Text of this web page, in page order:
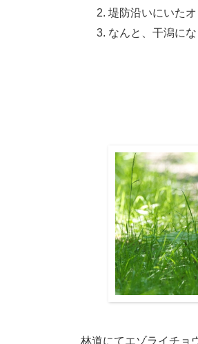
堤防沿いにいた
なんと、干潟に
林道にてエゾライチョ